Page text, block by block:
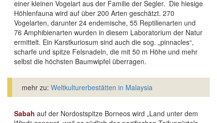
einer kleinen Vogelart aus der Familie der Segler. Die hiesige
Höhlenfauna wird auf über 200 Arten geschätzt. 270
Vogelarten, darunter 24 endemische, 55 Reptilienarten und
76 Amphibienarten wurden in diesem Laboratorium der Natur
ermittelt. Ein Karstkuriosum sind auch die sog. „pinnacles“,
scharfe und spitze Felsnadeln, die mit 50 m Höhe und mehr
selbst die höchsten Baumwipfel überragen.
mehr zu: Weltkulturerbestätten in Malaysia
Sabah auf der Nordostspitze Borneos wird „Land unter dem